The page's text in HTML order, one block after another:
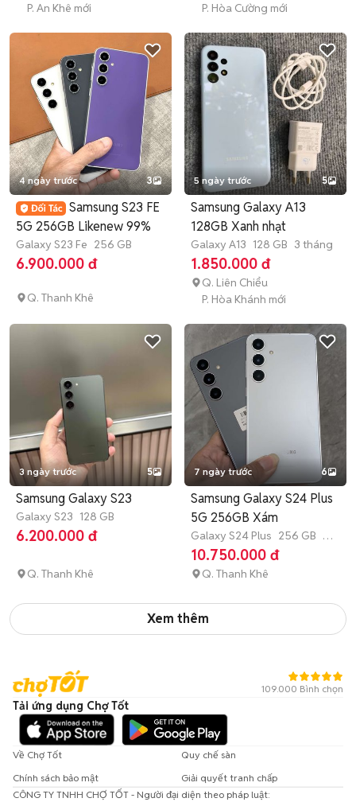
P. An Khê mới
P. Hòa Cường mới
4 ngày trước 3
Samsung S23 FE
5G 256GB Likenew 99%
Galaxy S23 Fe 256 GB
6.900.000 đ
Q. Thanh Khê
5 ngày trước 5
Samsung Galaxy A13
128GB Xanh nhạt
Galaxy A13 128 GB 3 tháng
1.850.000 đ
Q. Liên Chiểu
P. Hòa Khánh mới
3 ngày trước 5
Samsung Galaxy S23
Galaxy S23 128 GB
6.200.000 đ
Q. Thanh Khê
7 ngày trước 6
Samsung Galaxy S24 Plus
5G 256GB Xám
Galaxy S24 Plus 256 GB 4-
6 tháng
10.750.000 đ
Q. Thanh Khê
Xem thêm
109.000 Bình chọn
Tải ứng dụng Chợ Tốt
Về Chợ Tốt
Quy chế sàn
Chính sách bảo mật
Giải quyết tranh chấp
CÔNG TY TNHH CHỢ TỐT - Người đại diện theo pháp luật: